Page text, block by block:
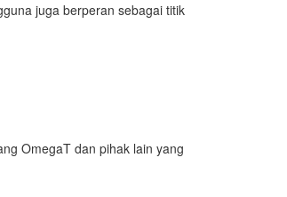
juga berperan sebagai titik
OmegaT dan pihak lain yang